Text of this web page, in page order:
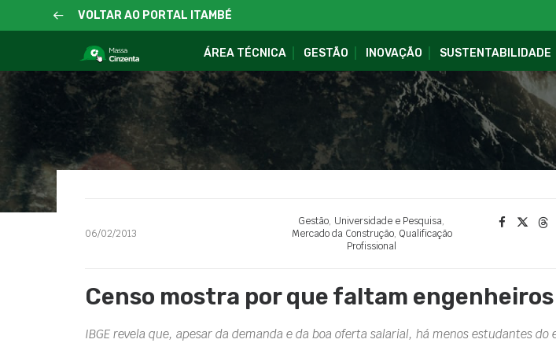
VOLTAR AO PORTAL ITAMBÉ
ÁREA TÉCNICA GESTÃO INOVAÇÃO SUSTENTABILIDADE
06/02/2013
Gestão, Universidade e Pesquisa,
Mercado da Construção, Qualificação
Profissional
Censo mostra por que faltam
IBGE revela que, apesar da demanda e da boa oferta salarial, há menos estudantes do